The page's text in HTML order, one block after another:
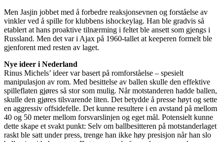
Men Jasjin jobbet med å forbedre reaksjonsevnen og forståelse av
vinkler ved å spille for klubbens ishockeylag. Han ble gradvis så
etablert at hans proaktive tilnærming i feltet ble ansett som gjengs i
Russland. Men det var i Ajax på 1960-tallet at keeperen formelt ble
gjenforent med resten av laget.
Nye ideer i Nederland
Rinus Michels’ ideer var basert på romforståelse – spesielt
manipulasjon av rom. Med besittelse av ballen skulle den effektive
spilleflaten gjøres så stor som mulig. Når motstanderen hadde ballen,
skulle den gjøres tilsvarende liten. Det betydde å presse høyt og sette
en aggressiv offsidefelle. Det kunne resultere i en avstand på mellom
40 og 50 meter mellom forsvarslinjen og eget mål. Potensielt kunne
dette skape et svakt punkt: Selv om ballbesitteren på motstanderlaget
raskt ble satt under press, trenge han ikke høy presisjon når han slo